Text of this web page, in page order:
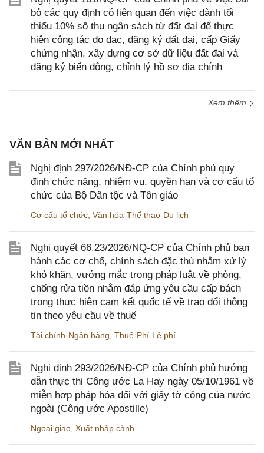
bỏ các quy định có liên quan đến việc dành tối
thiểu 10% số thu ngân sách từ đất đai để thực
hiện công tác đo đạc, đăng ký đất đai, cấp Giấy
chứng nhận, xây dựng cơ sở dữ liệu đất đai và
đăng ký biến động, chỉnh lý hồ sơ địa chính
Xem thêm
VĂN BẢN MỚI NHẤT
Nghị định 297/2026/NĐ-CP của Chính phủ quy
định chức năng, nhiệm vụ, quyền hạn và cơ cấu tổ
chức của Bộ Dân tộc và Tôn giáo
Cơ cấu tổ chức, Văn hóa-Thể thao-Du lịch
Nghị quyết 66.23/2026/NQ-CP của Chính phủ ban
hành các cơ chế, chính sách đặc thù nhằm xử lý
khó khăn, vướng mắc trong pháp luật về phòng,
chống rửa tiền nhằm đáp ứng yêu cầu cấp bách
trong thực hiện cam kết quốc tế về trao đổi thông
tin theo yêu cầu về thuế
Tài chính-Ngân hàng, Thuế-Phí-Lệ phí
Nghị định 293/2026/NĐ-CP của Chính phủ hướng
dẫn thực thi Công ước La Hay ngày 05/10/1961 về
miễn hợp pháp hóa đối với giấy tờ công của nước
ngoài (Công ước Apostille)
Ngoại giao, Xuất nhập cảnh